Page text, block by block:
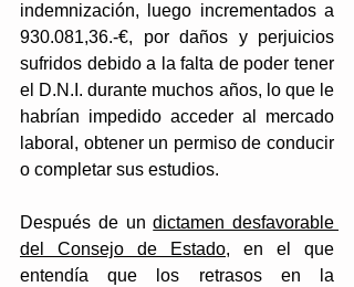
indemnización, luego incrementados a
930.081,36.-€, por daños y perjuicios
sufridos debido a la falta de poder tener
el D.N.I. durante muchos años, lo que le
habrían impedido acceder al mercado
laboral, obtener un permiso de conducir
o completar sus estudios.
Después de un dictamen desfavorable
del Consejo de Estado, en el que
entendía que los retrasos en la